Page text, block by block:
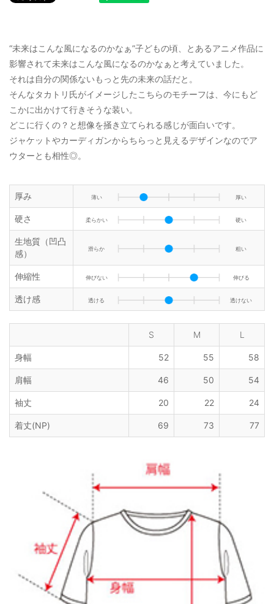
“未来はこんな風になるのかなぁ”子どもの頃、とあるアニメ作品に
影響されて未来はこんな風になるのかなぁと考えていました。
それは自分の関係ないもっと先の未来の話だと。
そんなタカトリ氏がイメージしたこちらのモチーフは、今にもど
こかに出かけて行きそうな装い。
どこに行くの？と想像を掻き立てられる感じが面白いです。
ジャケットやカーディガンからちらっと見えるデザインなのでア
ウターとも相性◎。
厚み 薄い 厚い
硬さ 柔らかい 硬い
生地質（凹凸
感）
滑らか 粗い
伸縮性 伸びない 伸びる
透け感 透ける 透けない
S M L
身幅 52 55 58
肩幅 46 50 54
袖丈 20 22 24
着丈(NP) 69 73 77